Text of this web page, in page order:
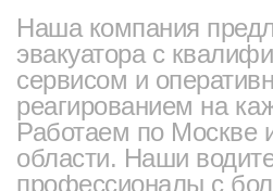
Наша компания
эвакуатора с
сервисом и
реагированием на
Работаем по Москве
области. Наши
профессионалы с